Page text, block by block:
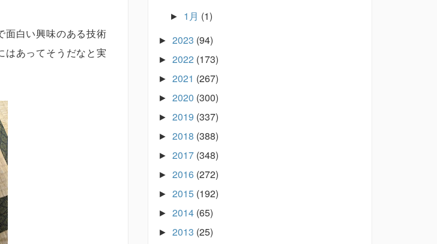
面白い興味のある技術
はあってそうだなと実
► 1月 (1)
► 2023 (94)
► 2022 (173)
► 2021 (267)
► 2020 (300)
► 2019 (337)
► 2018 (388)
► 2017 (348)
► 2016 (272)
► 2015 (192)
► 2014 (65)
► 2013 (25)